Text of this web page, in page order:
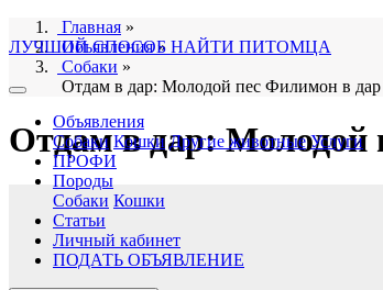
ЛУЧШИЙ СПОСОБ НАЙТИ ПИТОМЦА
Объявления
Собаки Кошки Другие животные Услуги
ПРОФИ
Породы
Собаки Кошки
Статьи
Личный кабинет
ПОДАТЬ ОБЪЯВЛЕНИЕ
Главная »
Объявления»
Собаки »
Отдам в дар: Молодой пес Филимон в дар
Отдам в дар: Молодой